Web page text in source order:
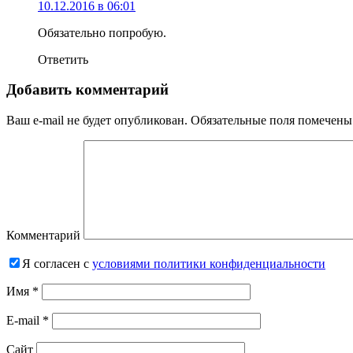
10.12.2016 в 06:01
Обязательно попробую.
Ответить
Добавить комментарий
Ваш e-mail не будет опубликован. Обязательные поля
Комментарий
Я согласен с условиями политики конфиденциальности
Имя *
E-mail *
Сайт